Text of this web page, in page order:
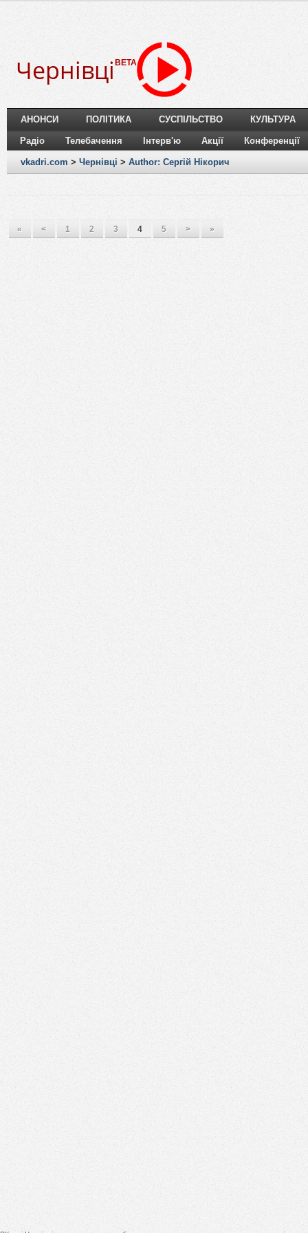
Чернівці BETA
АНОНСИ ПОЛІТИКА СУСПІЛЬСТВО КУЛЬТУРА
Радіо Телебачення Інтерв'ю Акції Конференції
vkadri.com > Чернівці > Author: Сергій Нікорич
« < 1 2 3 4 5 > »